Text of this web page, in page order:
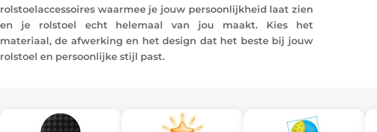
rolstoelaccessoires waarmee je jouw persoonlijkheid laat zien
en je rolstoel echt helemaal van jou maakt. Kies het
materiaal, de afwerking en het design dat het beste bij jouw
rolstoel en persoonlijke stijl past.